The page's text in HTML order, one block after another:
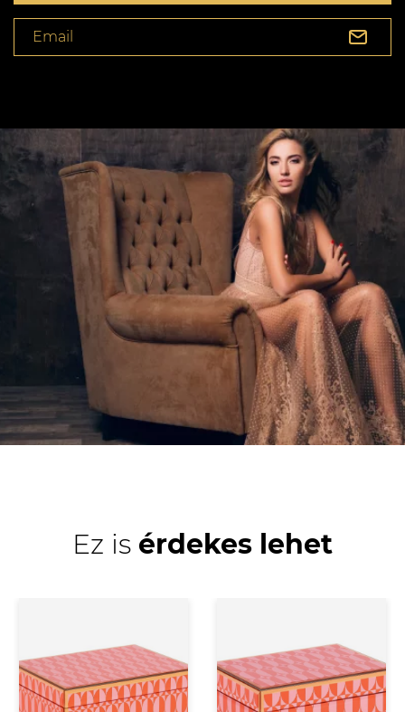
Email
Ez is érdekes lehet